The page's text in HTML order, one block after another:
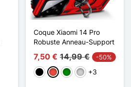
Coque Xiaomi 14 Pro
Robuste Anneau-Support
7,50 € 14,99 € -50%
Schwarz
Rot GrünSilber
+3